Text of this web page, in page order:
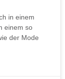
in einem
einem so
der Mode